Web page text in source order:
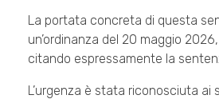
La portata concreta di questa
un’ordinanza del 20 maggio
citando espressamente la
L’urgenza è stata riconosciuta ai